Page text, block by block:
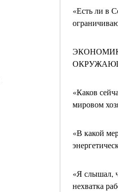
«Есть ли в
«Каков
мировом
«В какой
«Я слышал,
нехватка